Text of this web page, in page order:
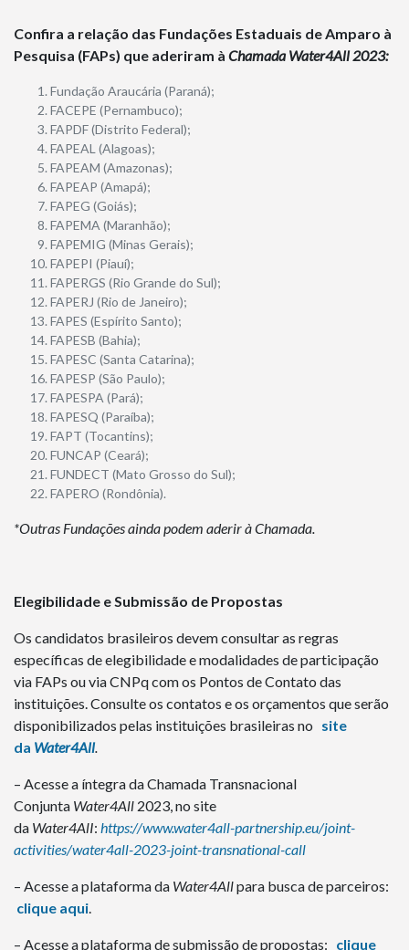
Confira a relação das Fundações Estaduais de Amparo à
Pesquisa (FAPs) que aderiram à Chamada Water4All 2023:
Fundação Araucária (Paraná);
FACEPE (Pernambuco);
FAPDF (Distrito Federal);
FAPEAL (Alagoas);
FAPEAM (Amazonas);
FAPEAP (Amapá);
FAPEG (Goiás);
FAPEMA (Maranhão);
FAPEMIG (Minas Gerais);
FAPEPI (Piauí);
FAPERGS (Rio Grande do Sul);
FAPERJ (Rio de Janeiro);
FAPES (Espírito Santo);
FAPESB (Bahia);
FAPESC (Santa Catarina);
FAPESP (São Paulo);
FAPESPA (Pará);
FAPESQ (Paraíba);
FAPT (Tocantins);
FUNCAP (Ceará);
FUNDECT (Mato Grosso do Sul);
FAPERO (Rondônia).
*Outras Fundações ainda podem aderir à Chamada.
Elegibilidade e Submissão de Propostas
Os candidatos brasileiros devem consultar as regras
específicas de elegibilidade e modalidades de participação
via FAPs ou via CNPq com os Pontos de Contato das
instituições. Consulte os contatos e os orçamentos que serão
disponibilizados pelas instituições brasileiras no site
da Water4All.
– Acesse a íntegra da Chamada Transnacional
Conjunta Water4All 2023, no site
da Water4AlI: https://www.water4all-partnership.eu/joint-
activities/water4all-2023-joint-transnational-call
– Acesse a plataforma da Water4Allpara busca de parceiros:
clique aqui
– Acesse a plataforma de submissão de propostas: clique